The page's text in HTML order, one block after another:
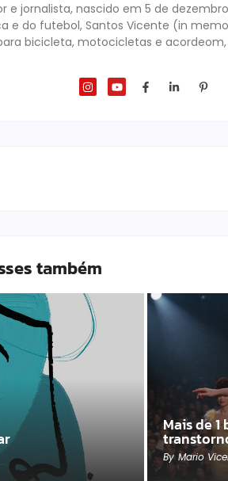
e jornalista, nascido em 5 de
e do futebol, Santos Vicente (in
bicicleta, motocicletas e
também
Mais de
By Mario